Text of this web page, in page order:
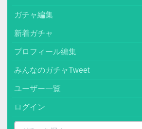
ガチャ編集
新着ガチャ
プロフィール編集
みんなのガチャTweet
ユーザー一覧
ログイン